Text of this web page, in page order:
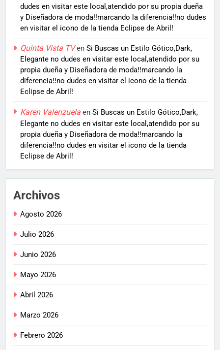
dudes en visitar este local,atendido por su propia dueña
y Diseñadora de moda!!marcando la diferencia!!no dudes
en visitar el icono de la tienda Eclipse de Abril!
Quinta Vista TVen Si Buscas un Estilo Gótico,Dark,
Elegante no dudes en visitar este local,atendido por su
propia dueña y Diseñadora de moda!!marcando la
diferencia!!no dudes en visitar el icono de la tienda
Eclipse de Abril!
Karen Valenzuela en Si Buscas un Estilo Gótico,Dark,
Elegante no dudes en visitar este local,atendido por su
propia dueña y Diseñadora de moda!!marcando la
diferencia!!no dudes en visitar el icono de la tienda
Eclipse de Abril!
Archivos
Agosto 2026
Julio 2026
Junio 2026
Mayo 2026
Abril 2026
Marzo 2026
Febrero 2026